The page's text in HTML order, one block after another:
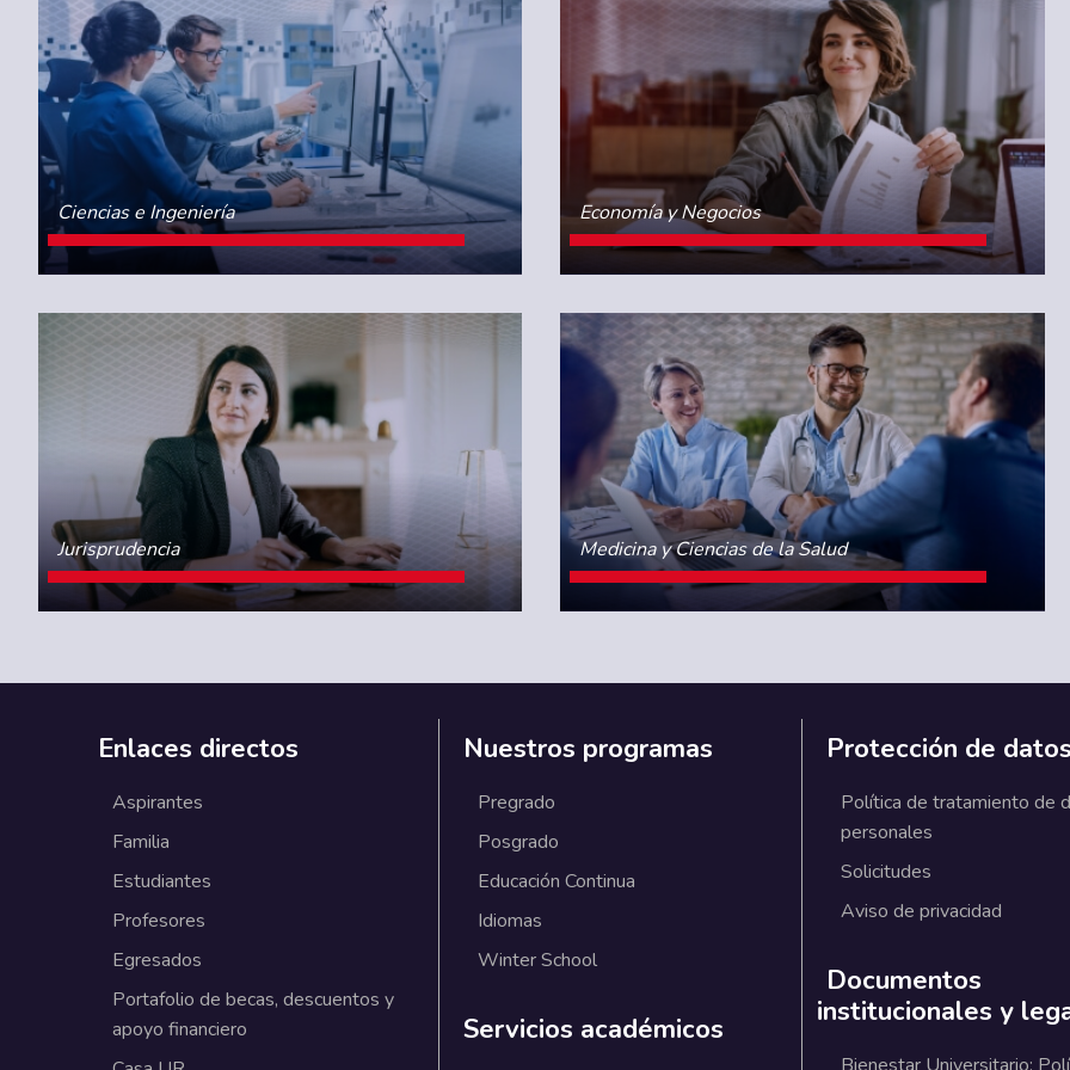
Ciencias e Ingeniería
CONOCE MÁS
Economía y Negocios
CONOCE MÁS
Jurisprudencia Medicina y Ciencias de la Salud
Enlaces directos
Aspirantes
Familia
Estudiantes
Profesores
Egresados
Portafolio de becas, descuentos y
apoyo financiero
Nuestros programas
Pregrado
Posgrado
Educación Continua
Idiomas
Winter School
Servicios académicos
Protección de
Política de tratamiento de
personales
Solicitudes
Aviso de privacidad
Documentos
institucionales y
Bienestar Universitario: